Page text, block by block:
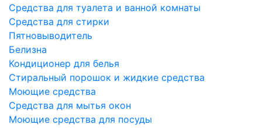
Средства для туалета и ванной комнаты
Средства для стирки
Пятновыводитель
Белизна
Кондиционер для белья
Стиральный порошок и жидкие средства
Моющие средства
Средства для мытья окон
Моющие средства для посуды